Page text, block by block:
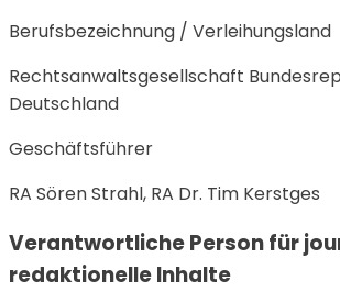
Berufsbezeichnung / Verleihungsland
Rechtsanwaltsgesellschaft
Deutschland
Geschäftsführer
RA Sören Strahl, RA Dr. Tim Kerstges
Verantwortliche Person für
redaktionelle Inhalte